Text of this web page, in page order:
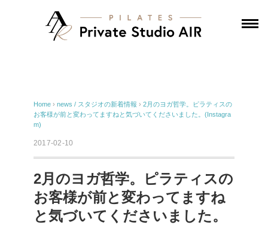
Home › news / スタジオの新着情報 › 2月のヨガ哲学。ピラティスの
お客様が前と変わってますねと気づいてくださいました。(Instagra
m)
2017-02-10
2月のヨガ哲学。ピラティスの
お客様が前と変わってますね
と気づいてくださいました。